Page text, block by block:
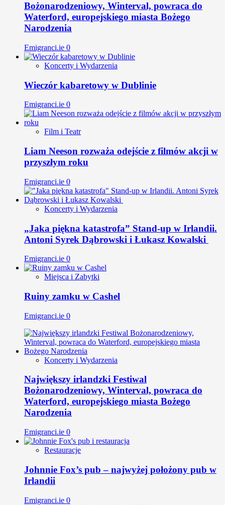
Bożonarodzeniowy, Winterval, powraca do
Waterford, europejskiego miasta Bożego
Narodzenia
Emigranci.ie 0
Koncerty i Wydarzenia
Wieczór kabaretowy w Dublinie
Emigranci.ie 0
Film i Teatr
Liam Neeson rozważa odejście z filmów akcji w
przyszłym roku
Emigranci.ie 0
Koncerty i Wydarzenia
„Jaka piękna katastrofa” Stand-up w Irlandii.
Antoni Syrek Dąbrowski i Łukasz Kowalski
Emigranci.ie 0
Miejsca i Zabytki
Ruiny zamku w Cashel
Emigranci.ie 0
Koncerty i Wydarzenia
Największy irlandzki Festiwal
Bożonarodzeniowy, Winterval, powraca do
Waterford, europejskiego miasta Bożego
Narodzenia
Emigranci.ie 0
Restauracje
Johnnie Fox’s pub – najwyżej położony pub w
Irlandii
Emigranci.ie 0